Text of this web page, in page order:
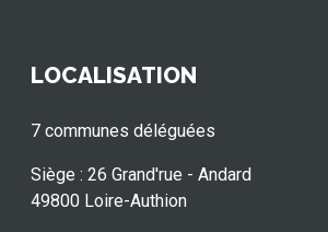
LOCALISATION
7 communes déléguées
Siège : 26 Grand'rue - Andard
49800 Loire-Authion